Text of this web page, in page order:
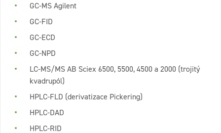
GC-MS Agilent
GC-FID
GC-ECD
GC-NPD
LC-MS/MS AB Sciex 6500, 5500, 4500 a 2000 (trojitý
kvadrupól)
HPLC-FLD (derivatizace Pickering)
HPLC-DAD
HPLC-RID